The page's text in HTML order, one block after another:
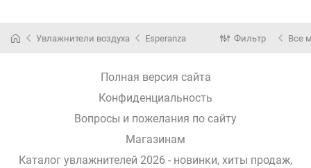
Увлажнители воздуха Esperanza Фильтр Все
Полная версия сайта
Конфиденциальность
Вопросы и пожелания по сайту
Магазинам
Каталог увлажнителей 2026 - новинки, хиты продаж,